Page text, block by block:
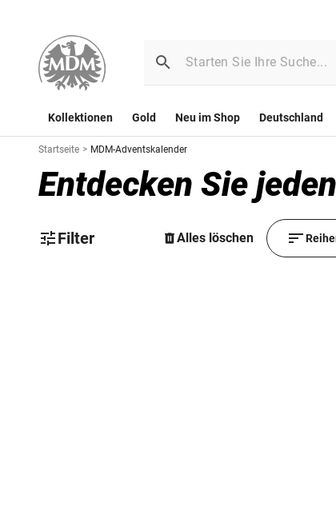
Kollektionen Gold Neu im Shop Deutschland
Startseite > MDM-Adventskalender
Entdecken Sie
Filter Alles löschen